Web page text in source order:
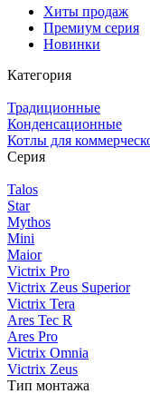
Хиты продаж
Премиум серия
Новинки
Категория
Традиционные
Конденсационные
Котлы для
Серия
Talos
Star
Mythos
Mini
Maior
Victrix Pro
Victrix Zeus Superior
Victrix Tera
Ares Tec R
Ares Pro
Victrix Omnia
Victrix Zeus
Тип монтажа